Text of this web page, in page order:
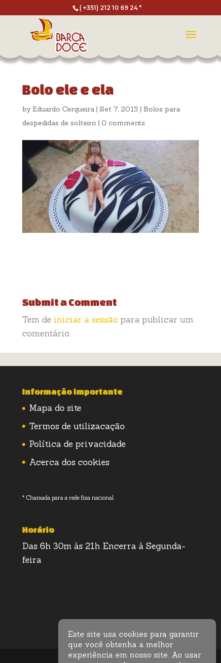
( +351) 212 10 69 24 *
Bolo ele e ela
by Eduardo Cerqueira| Set 7, 2015 | Bolos para
despedidas de solteiro | 0 comments
Submit a Comment
Tem de iniciar a sessão para publicar um
comentário.
Informação importante
Mapa do site
Termos de utilizacação
Política de privacidade
Acerca dos cookies
* Chamada para a rede fixa nacional.
Horário
Das 6h 30m às 21h Encerra à Segunda-
feira
Este site usa cookies para garantir
que você obtenha a melhor
experiência em nosso site. Ao usar